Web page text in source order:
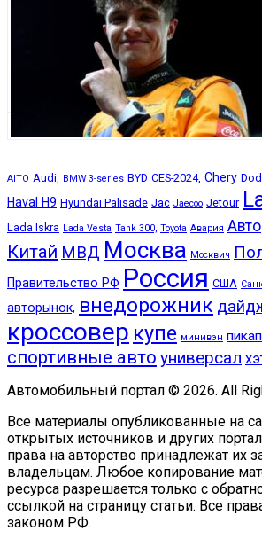
AITO Audi, BMW 3-series BYD CES-2024, Chery
Haval H9 Hyundai Palisade Jac Jaecoo Jetour
Lada Iskra Lada Vesta Tank 300, Toyota Авария Авто
Китай МВД Москва Москвич
Правительство РФ Россия США
авторынок, внедорожник
кроссовер купе минивэн пикап
спортивные авто универсал
Автомобильный портал © 2026. All
Все материалы опубликованные на
открытых источников и других
права на авторство принадлежат их
владельцам. Любое копирование
ресурса разрешается только с
ссылкой на страницу статьи. Все
законом РФ.